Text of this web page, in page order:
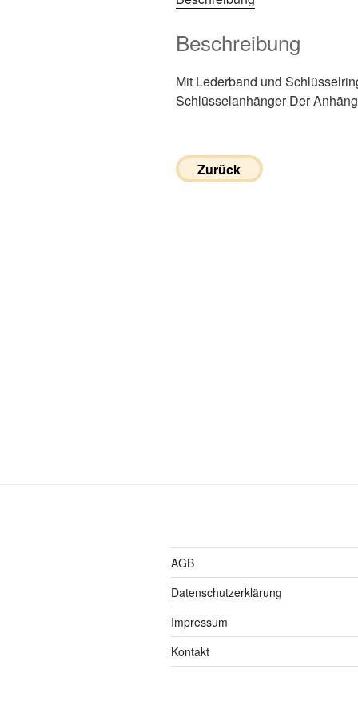
Beschreibung
Mit Lederband und
Schlüsselanhänger Der
Zurück
AGB
Datenschutzerklärung
Impressum
Kontakt